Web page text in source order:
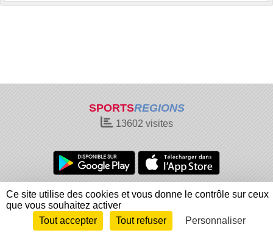
SPORTSREGIONS
13602 visites
Charte cookies
Gestion des cookies
Informations légales
Signaler un contenu inapproprié
Envie de participer ?
Connexion
Ce site utilise des cookies et vous donne le contrôle sur ceux
que vous souhaitez activer
Tout accepter
Tout refuser Personnaliser